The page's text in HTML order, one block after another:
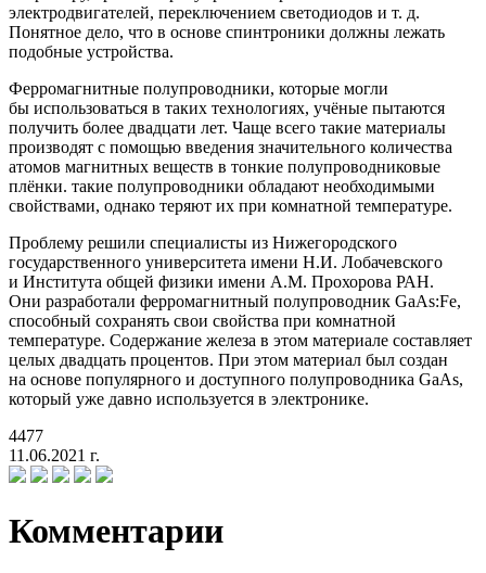
электродвигателей, переключением светодиодов и т. д.
Понятное дело, что в основе спинтроники должны лежать
подобные устройства.
Ферромагнитные полупроводники, которые могли
бы использоваться в таких технологиях, учёные пытаются
получить более двадцати лет. Чаще всего такие материалы
производят с помощью введения значительного количества
атомов магнитных веществ в тонкие полупроводниковые
плёнки. такие полупроводники обладают необходимыми
свойствами, однако теряют их при комнатной температуре.
Проблему решили специалисты из Нижегородского
государственного университета имени Н.И. Лобачевского
и Института общей физики имени А.М. Прохорова РАН.
Они разработали ферромагнитный полупроводник GaAs:Fe,
способный сохранять свои свойства при комнатной
температуре. Содержание железа в этом материале составляет
целых двадцать процентов. При этом материал был создан
на основе популярного и доступного полупроводника GaAs,
который уже давно используется в электронике.
4477
11.06.2021 г.
Комментарии